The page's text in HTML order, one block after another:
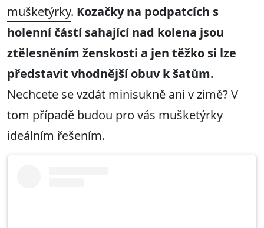
mušketýrky. Kozačky na podpatcích s
holenní částí sahající nad kolena jsou
ztělesněním ženskosti a jen těžko si lze
představit vhodnější obuv k šatům.
Nechcete se vzdát minisukně ani v zimě? V
tom případě budou pro vás mušketýrky
ideálním řešením.